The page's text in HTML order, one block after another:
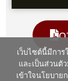
ด
เว็บไซต์นี้มีการ
และเป็นส่วนตั
เข้าใจนโยบาย